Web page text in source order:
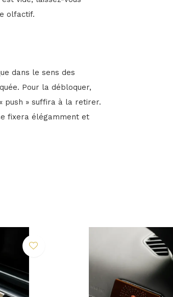
olfactif.
dans le sens des
Pour la débloquer,
push » suffira à la retirer.
fixera élégamment et